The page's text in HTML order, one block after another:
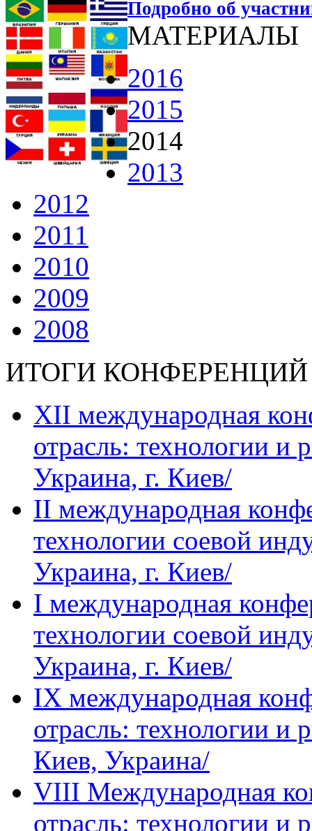
Подробно об
МАТЕРИАЛЫ
2016
2015
2014
2013
2012
2011
2010
2009
2008
ИТОГИ КОНФЕРЕНЦИЙ
ХII международная
отрасль: технологии и
Украина, г. Киев/
IІ международная
технологии соевой
Украина, г. Киев/
I международная
технологии соевой
Украина, г. Киев/
IХ международная
отрасль: технологии и
Киев, Украина/
VIII Международная
отрасль: технологии и